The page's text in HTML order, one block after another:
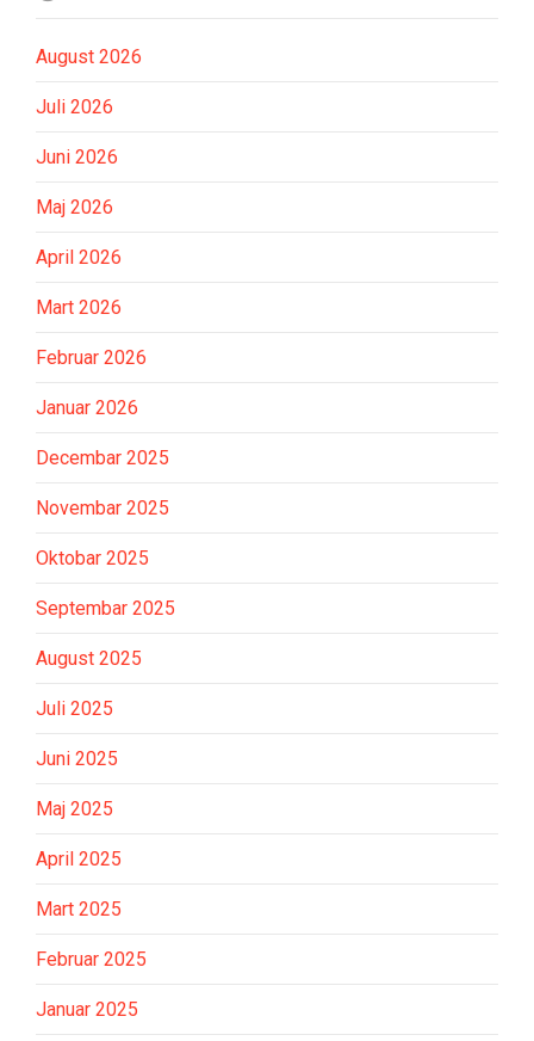
August 2026
Juli 2026
Juni 2026
Maj 2026
April 2026
Mart 2026
Februar 2026
Januar 2026
Decembar 2025
Novembar 2025
Oktobar 2025
Septembar 2025
August 2025
Juli 2025
Juni 2025
Maj 2025
April 2025
Mart 2025
Februar 2025
Januar 2025